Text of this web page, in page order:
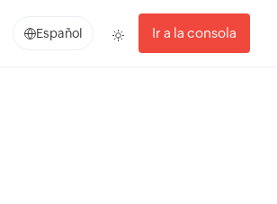
Español Ir a la consola